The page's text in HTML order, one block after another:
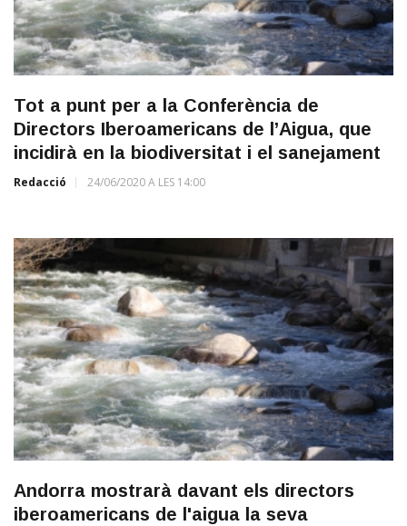
Tot a punt per a la Conferència de
Directors Iberoamericans de l’Aigua, que
incidirà en la biodiversitat i el sanejament
Redacció 24/06/2020 A LES 14:00
Andorra mostrarà davant els directors
iberoamericans de l'aigua la seva